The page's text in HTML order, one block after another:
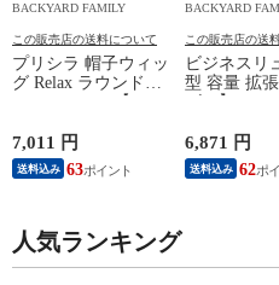
BACKYARD FAMILY
この販売店の送料について
プリシラ 帽子ウィッ
グ Relax ラウンドマ
ン】
7,011 円
送料込み 63
この販売店の送
ビジネスリ
型 容量 拡
6,871 円
送料込み 62
人気ランキング